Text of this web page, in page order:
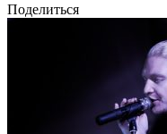
Поделиться